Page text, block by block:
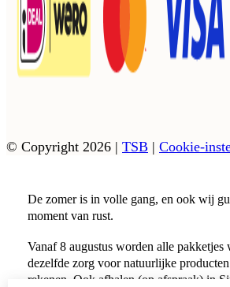
© Copyright 2026 | TSB | Cookie-
De zomer is in volle gang, en ook wij
moment van rust.
Vanaf 8 augustus worden alle pakketjes
dezelfde zorg voor natuurlijke
rekenen. Ook afhalen (op afspraak) in